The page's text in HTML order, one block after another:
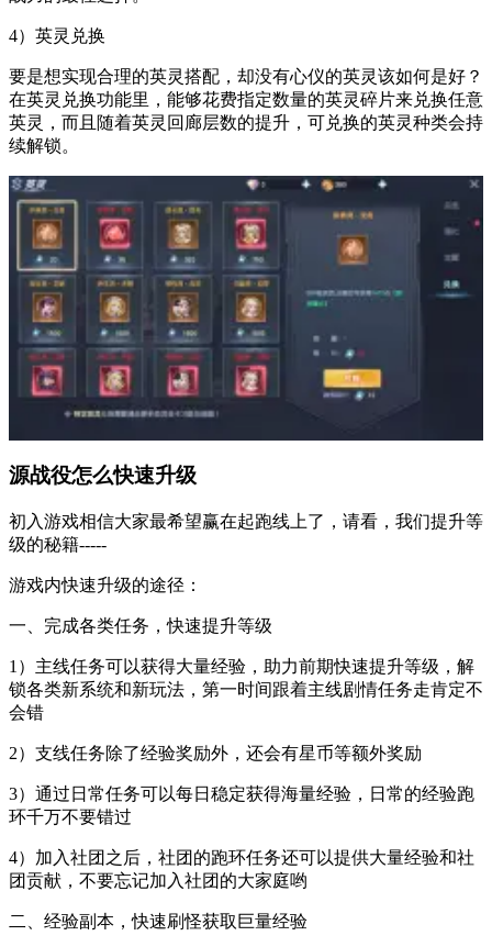
4）英灵兑换
要是想实现合理的英灵搭配，却没有心仪的英灵该如何是好？
在英灵兑换功能里，能够花费指定数量的英灵碎片来兑换任意
英灵，而且随着英灵回廊层数的提升，可兑换的英灵种类会持
续解锁。
源战役怎么快速升级
初入游戏相信大家最希望赢在起跑线上了，请看，我们提升等
级的秘籍-----
游戏内快速升级的途径：
一、完成各类任务，快速提升等级
1）主线任务可以获得大量经验，助力前期快速提升等级，解
锁各类新系统和新玩法，第一时间跟着主线剧情任务走肯定不
会错
2）支线任务除了经验奖励外，还会有星币等额外奖励
3）通过日常任务可以每日稳定获得海量经验，日常的经验跑
环千万不要错过
4）加入社团之后，社团的跑环任务还可以提供大量经验和社
团贡献，不要忘记加入社团的大家庭哟
二、经验副本，快速刷怪获取巨量经验